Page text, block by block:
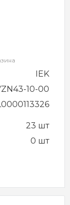
IEK
10-00
23 шт
0 шт